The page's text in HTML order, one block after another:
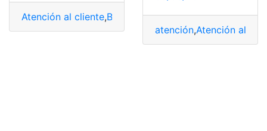
Atención al cliente,Banco del Austro,Feriados,fines de
atención,Atención al